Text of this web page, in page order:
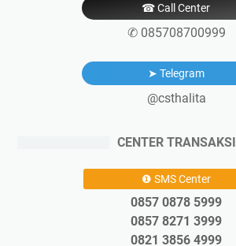
☎ Call Center
✆ 085708700999
➤ Telegram
@csthalita
CENTER TRANSAKSI
❶ SMS Center
0857 0878 5999
0857 8271 3999
0821 3856 4999